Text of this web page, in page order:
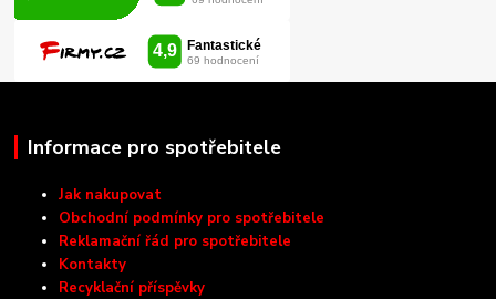
Informace pro spotřebitele
Jak nakupovat
Obchodní podmínky pro spotřebitele
Reklamační řád pro spotřebitele
Kontakty
Recyklační příspěvky